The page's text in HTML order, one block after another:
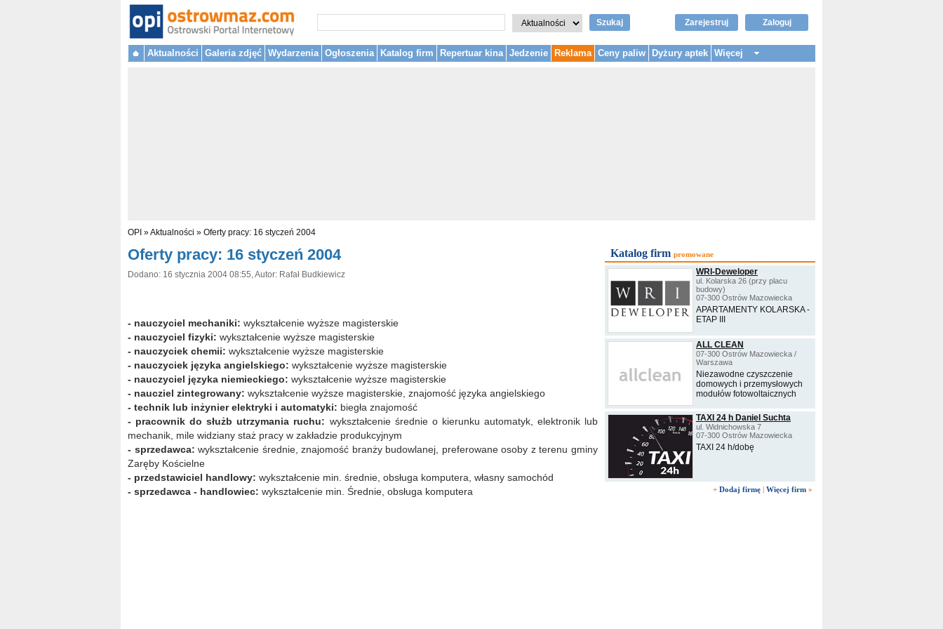
Szukaj Zaloguj
Zarejestruj
Aktualności Galeria zdjęć Wydarzenia Ogłoszenia Katalog firm Repertuar kina Jedzenie Reklama Ceny paliw Dyżury aptek Więcej
OPI »Aktualności » Oferty pracy: 16 styczeń 2004
Oferty pracy: 16 styczeń 2004
Dodano: 16 stycznia 2004 08:55, Autor: Rafał Budkiewicz
- nauczyciel mechaniki: wykształcenie wyższe magisterskie
- nauczyciel fizyki: wykształcenie wyższe magisterskie
- nauczyciek chemii: wykształcenie wyższe magisterskie
- nauczyciek języka angielskiego: wykształcenie wyższe magisterskie
- nauczyciel języka niemieckiego: wykształcenie wyższe magisterskie
- naucziel zintegrowany: wykształcenie wyższe magisterskie, znajomość języka angielskiego
- technik lub inżynier elektryki i automatyki: biegła znajomość
- pracownik do służb utrzymania ruchu: wykształcenie średnie o kierunku automatyk, elektronik lub
mechanik, mile widziany staż pracy w zakładzie produkcyjnym
- sprzedawca:wykształcenie średnie, znajomość branży budowlanej, preferowane osoby z terenu gminy
Zaręby Kościelne
- przedstawiciel handlowy: wykształcenie min. średnie, obsługa komputera, własny samochód
- sprzedawca - handlowiec: wykształcenie min. Średnie, obsługa komputera
Katalog firm promowane
WRI-Deweloper
ul. Kolarska 26 (przy placu
budowy)
07-300 Ostrów Mazowiecka
APARTAMENTY KOLARSKA -
ETAP III
ALL CLEAN
07-300 Ostrów Mazowiecka /
Warszawa
Niezawodne czyszczenie
domowych i przemysłowych
modułów fotowoltaicznych
TAXI 24 h Daniel Suchta
ul. Widnichowska 7
07-300 Ostrów Mazowiecka
TAXI 24 h/dobę
+ Dodaj firmę | Więcej firm »